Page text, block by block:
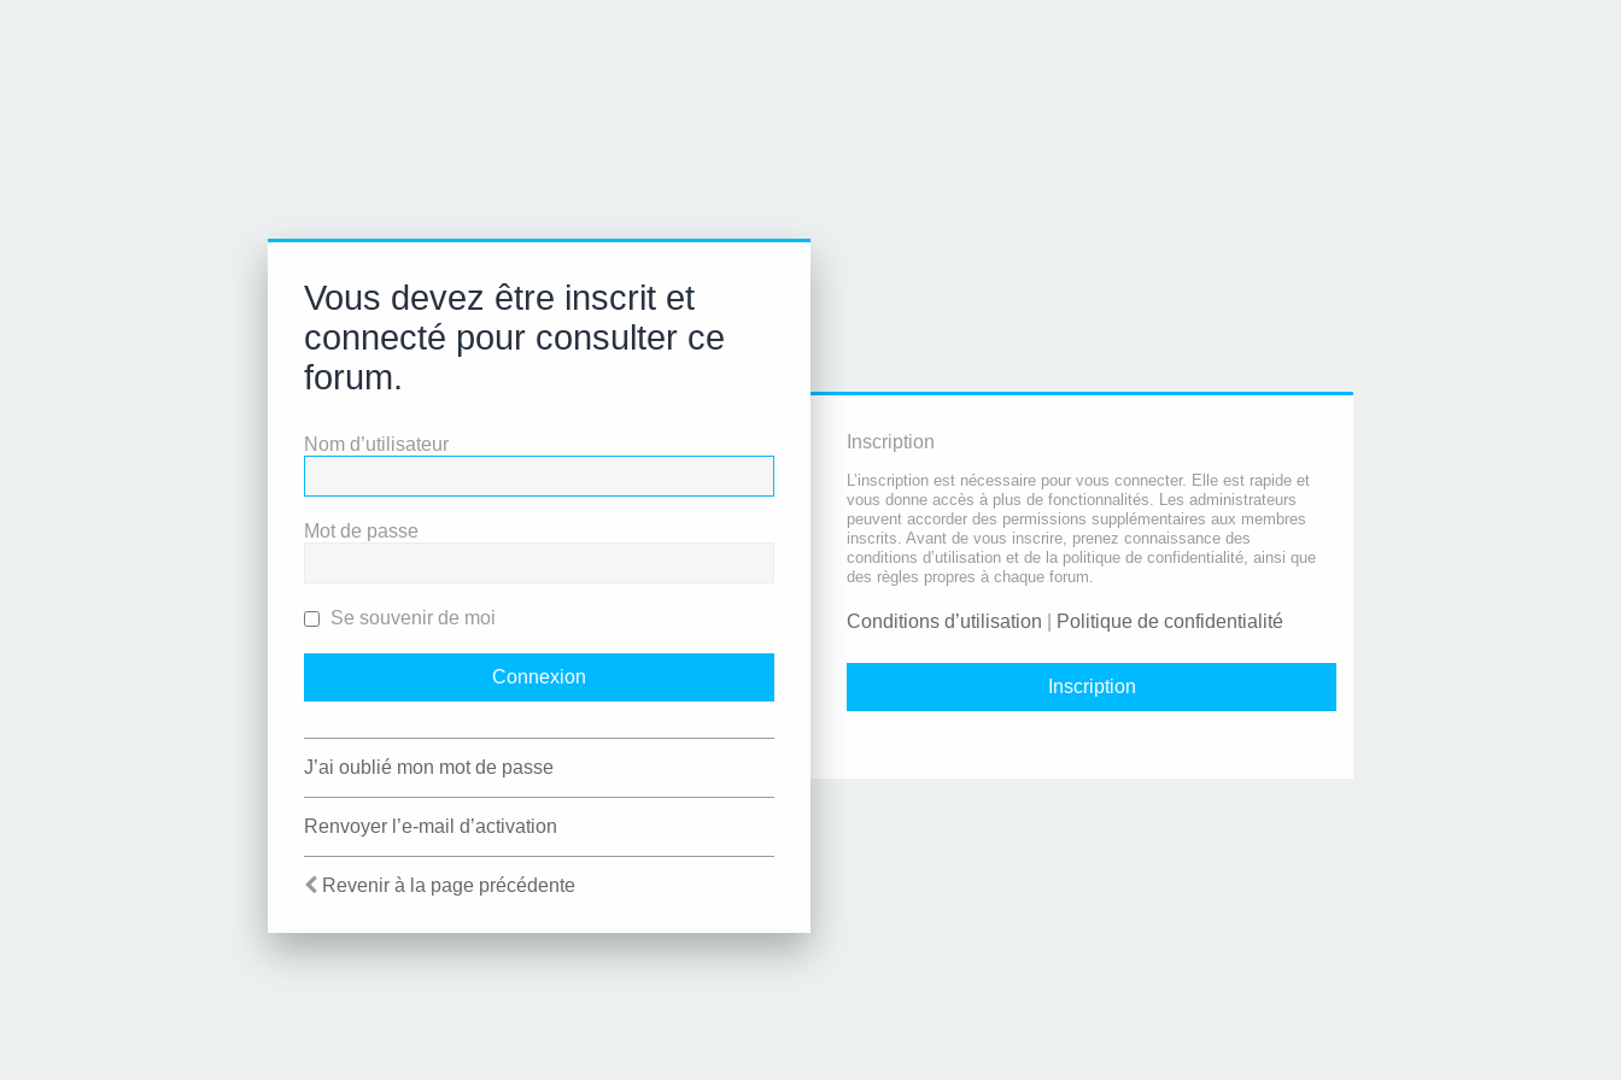
Vous devez être inscrit et
connecté pour consulter ce
forum.
Nom d’utilisateur
Mot de passe
Se souvenir de moi
J’ai oublié mon mot de passe
Renvoyer l’e-mail d’activation
Revenir à la page précédente
Inscription
L’inscription est nécessaire pour vous connecter. Elle est rapide et
vous donne accès à plus de fonctionnalités. Les administrateurs
peuvent accorder des permissions supplémentaires aux membres
inscrits. Avant de vous inscrire, prenez connaissance des
conditions d’utilisation et de la politique de confidentialité, ainsi que
des règles propres à chaque forum.
Conditions d’utilisation Politique de confidentialité
Inscription